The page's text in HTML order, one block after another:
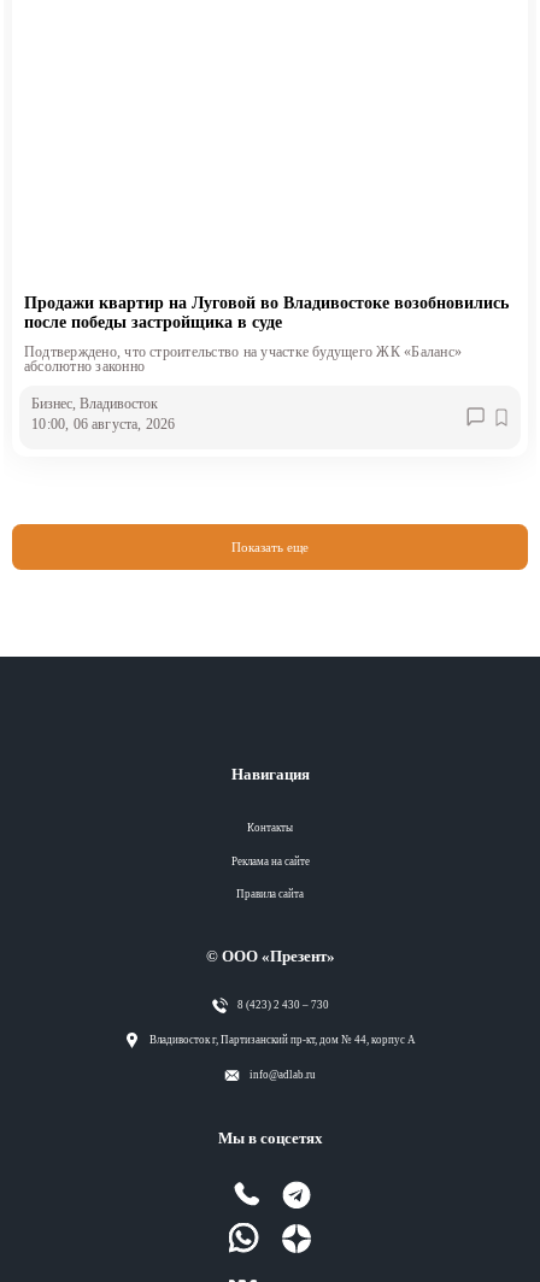
Продажи квартир на Луговой во Владивостоке возобновились
после победы застройщика в суде
Подтверждено, что строительство на участке будущего ЖК «Баланс»
абсолютно законно
Бизнес, Владивосток
10:00, 06 августа, 2026
Показать еще
Навигация
Контакты
Реклама на сайте
Правила сайта
© ООО «Презент»
8 (423) 2 430 – 730
Владивосток г, Партизанский пр-кт, дом № 44, корпус А
info@adlab.ru
Мы в соцсетях